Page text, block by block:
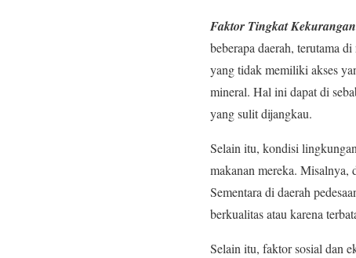
Faktor Tingkat
beberapa daerah, terutama
yang tidak memiliki akses
mineral. Hal ini dapat di
yang sulit dijangkau.
Selain itu, kondisi
makanan mereka. Misalnya,
Sementara di daerah
berkualitas atau karena
Selain itu, faktor sosial dan